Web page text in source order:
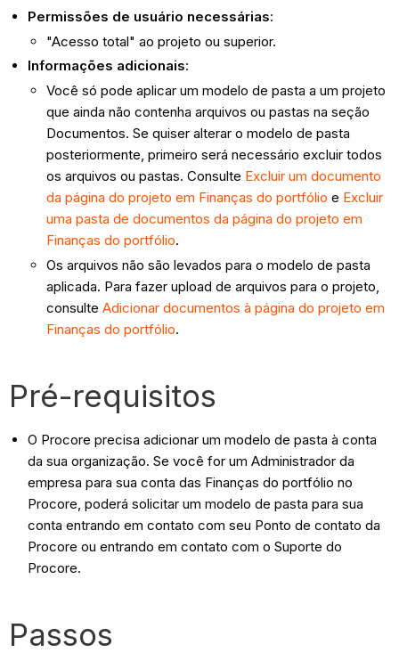
Permissões de usuário necessárias:
"Acesso total" ao projeto ou superior.
Informações adicionais:
Você só pode aplicar um modelo de pasta a um projeto
que ainda não contenha arquivos ou pastas na seção
Documentos. Se quiser alterar o modelo de pasta
posteriormente, primeiro será necessário excluir todos
os arquivos ou pastas. Consulte Excluir um documento
da página do projeto em Finanças do portfólio e Excluir
uma pasta de documentos da página do projeto em
Finanças do portfólio.
Os arquivos não são levados para o modelo de pasta
aplicada. Para fazer upload de arquivos para o projeto,
consulteAdicionar documentos à página do projeto em
Finanças do portfólio.
Pré-requisitos
O Procore precisa adicionar um modelo de pasta à conta
da sua organização. Se você for um Administrador da
empresa para sua conta das Finanças do portfólio no
Procore, poderá solicitar um modelo de pasta para sua
conta entrando em contato com seu Ponto de contato da
Procore ou entrando em contato com o Suporte do
Procore.
Passos